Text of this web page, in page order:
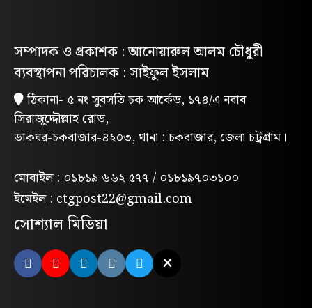
পরিবেশবান্ধব ই-রিকশার লাইসেন্স
গণভোটের রায় ও জুলাই সনদ বাস্তবায়নের
দাবিতে লোহাগাড়ায় ছাত্রশিবিরের বিক্ষোভ
মিছিল
“চাঁদা নাপেয়ে পেঁপে বাগান ধ্বংস: পাহাড়ি
সন্ত্রাসীদের গ্রেপ্তারের দাবিতে পিসিসিপির
বিক্ষোভ”
লোহাগাড়ায় পরিবেশক অ্যাসোসিয়েশনের
উদ্যোগে বন্যাদুর্গতদের মাঝে ঢেউটিন বিতরণ
মন্দিরের পুকুরে মিলল তবলাশিল্পীর মরদেহ
সম্পাদক ও প্রকাশক : আনোয়ারুল আলম চৌধুরী
ব্যবস্থাপনা পরিচালক : সাইফুল ইসলাম
ঠিকানা- ৫ নং সুবসতি চক আর্কেড, ১৭৪/এ নবাব
সিরাজুদ্দৌল্লাহ রোড,
ডাকঘর-চকবাজার-৪২০৩, থানা : চকবাজার, জেলা চট্রগ্রাম।
মোবাইল : ০১৮১৯ ৬৬২ ৫৭৭ / ০১৮১৯৭০৩১০০
ইমেইল : ctgpost22@gmail.com
সোশ্যাল মিডিয়া